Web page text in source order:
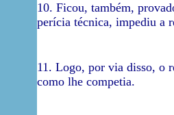
10. Ficou, também,
perícia técnica, impediu a
11. Logo, por via disso, o
como lhe competia.